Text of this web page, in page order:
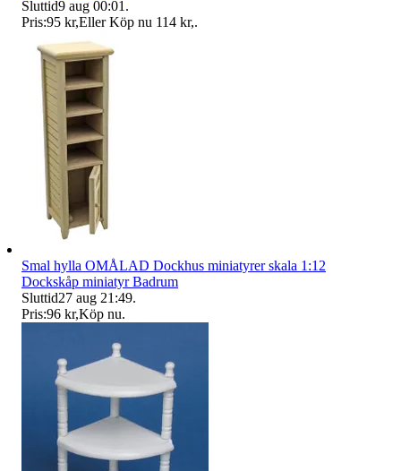
Sluttid9 aug 00:01 .
Pris:95 kr,Eller Köp nu 114 kr,.
Smal hylla OMÅLAD Dockhus miniatyrer skala 1:12
Dockskåp miniatyr Badrum
Sluttid27 aug 21:49.
Pris:96 kr,Köp nu.